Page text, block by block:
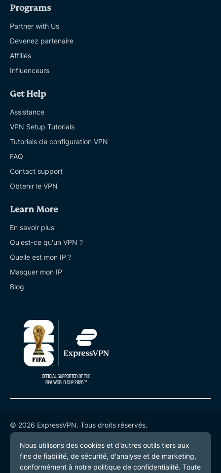
Programs
Partner with Us
Devenez partenaire
Affiliés
Influenceurs
Get Help
Assistance
VPN Setup Tutorials
Tutoriels de configuration VPN
FAQ
Contact support
Obtenir le VPN
Learn More
En savoir plus
Qu'est-ce qu'un VPN ?
Quelle est mon IP ?
Masquer mon IP
Blog
© 2026 ExpressVPN. Tous droits réservés.
Politique de confidentialité
Conditions de service
Préférences de cookies